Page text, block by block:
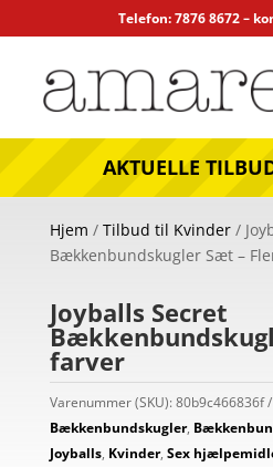
Telefon: 7876 8672 –
AKTUELLE
Hjem / Tilbud til Kvinder/
Bækkenbundskugler Sæt –
Joyballs Secret
farver
Varenummer (SKU):80b9c466836f
Bækkenbundskugler,
Joyballs, Kvinder, Sex